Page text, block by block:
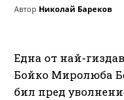
Автор Николай Бареков
Една от най-
Бойко Миролюба
бил пред